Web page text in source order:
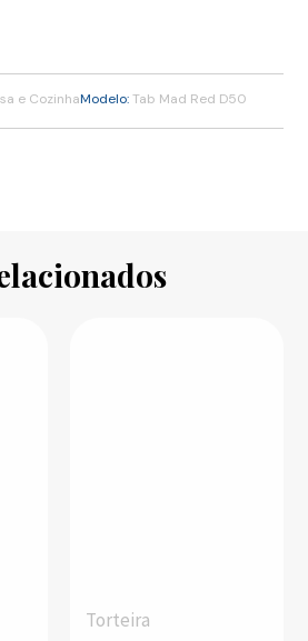
e CozinhaModelo:Tab Mad Red D50
Torteira